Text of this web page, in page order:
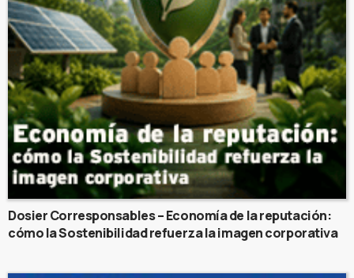
Dosier Corresponsables – Economía de la reputación:
cómo la Sostenibilidad refuerza la imagen corporativa